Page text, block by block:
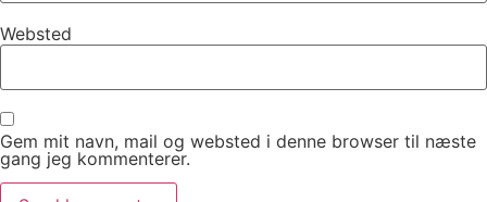
Websted
Gem mit navn, mail og websted i denne browser til næste
gang jeg kommenterer.